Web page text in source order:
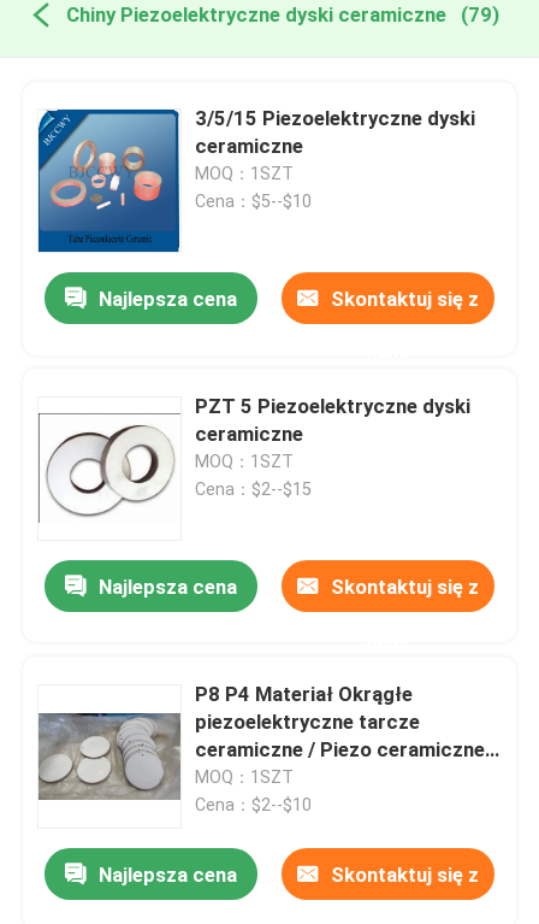
Chiny Piezoelektryczne dyski ceramiczne (79)
3/5/15 Piezoelektryczne dyski
ceramiczne
MOQ：1SZT
Cena：$5--$10
Najlepsza cena Skontaktuj się z
PZT 5 Piezoelektryczne dyski
ceramiczne
MOQ：1SZT
Cena：$2--$15
Najlepsza cena Skontaktuj się z
P8 P4 Materiał Okrągłe
piezoelektryczne tarcze
ceramiczne / Piezo ceramiczne
Disc 43 X 2 mm
MOQ：1SZT
Cena：$2--$10
Najlepsza cena Skontaktuj się z